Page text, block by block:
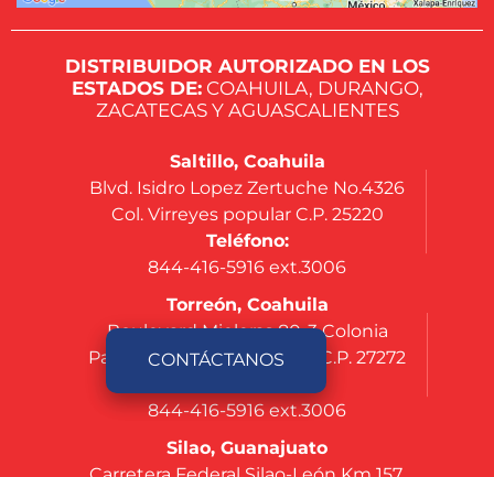
DISTRIBUIDOR AUTORIZADO EN LOS
ESTADOS DE:COAHUILA, DURANGO,
ZACATECAS Y AGUASCALIENTES
Saltillo, Coahuila
Blvd. Isidro Lopez Zertuche No.4326
Col. Virreyes popular C.P. 25220
Teléfono:
844-416-5916 ext.3006
Torreón, Coahuila
Boulevard Mieleras 80-3 Colonia
Parque Industrial Oriente, C.P. 27272
844-416-5916 ext.3006
Silao, Guanajuato
CONTÁCTANOS